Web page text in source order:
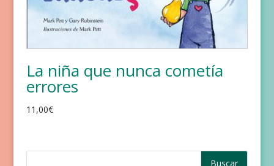
La niña que nunca cometía
errores
11,00€